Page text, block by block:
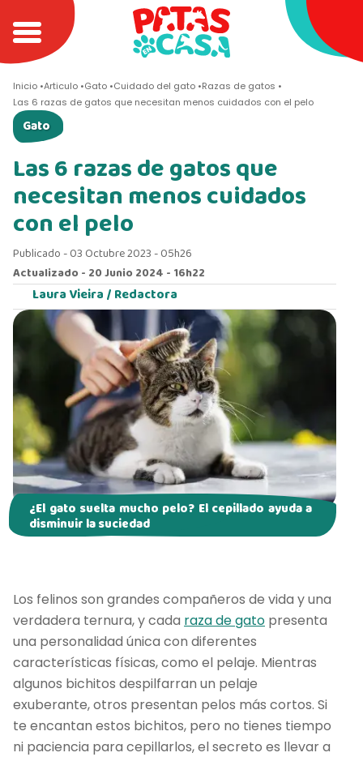
Inicio Articulo Gato Cuidado del gato Razas de gatos
Las 6 razas de gatos que necesitan menos cuidados con el pelo
Gato
Las 6 razas de gatos que
necesitan menos cuidados
con el pelo
Publicado - 03 Octubre 2023 - 05h26
Actualizado - 20 Junio 2024 - 16h22
Laura Vieira /Redactora
¿El gato suelta mucho pelo? El cepillado ayuda a
disminuir la suciedad
Los felinos son grandes compañeros de vida y una
verdadera ternura, y cada raza de gato presenta
una personalidad única con diferentes
características físicas, como el pelaje. Mientras
algunos bichitos despilfarran un pelaje
exuberante, otros presentan pelos más cortos. Si
te encantan estos bichitos, pero no tienes tiempo
ni paciencia para cepillarlos, el secreto es llevar a